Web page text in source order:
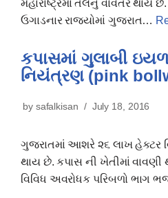
મહારાષ્ટ્રમાં તલનું વાવેતર થાય
ઉગાડનાર રાજયોમાં ગુજરાત…
કપાસમાં ગુલાબી
નિયંત્રણ (pink
by safalkisan July 18, 2016
ગુજરાતમાં આશરે ૨૬ લાખ હેક્ટર
થાય છે. કપાસ ની ખેતીમાં વાવણી
વિવિધ અવરોધક પરિબળો ભાગ